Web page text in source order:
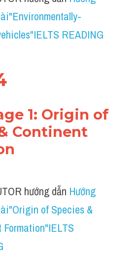
READING
1: Origin of
Continent
hướng dẫn Hướng
of Species &
Formation"IELTS